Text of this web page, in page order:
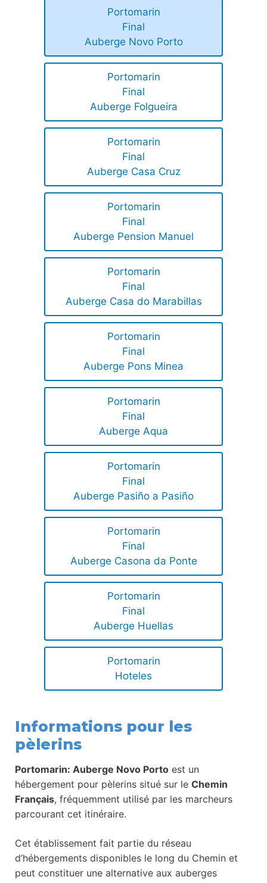
Portomarin
Final
Auberge Novo Porto
Portomarin
Final
Auberge Folgueira
Portomarin
Final
Auberge Casa Cruz
Portomarin
Final
Auberge Pension Manuel
Portomarin
Final
Auberge Casa do Marabillas
Portomarin
Final
Auberge Pons Minea
Portomarin
Final
Auberge Aqua
Portomarin
Final
Auberge Pasiño a Pasiño
Portomarin
Final
Auberge Casona da Ponte
Portomarin
Final
Auberge Huellas
Portomarin
Hoteles
Informations pour les
pèlerins
Portomarin: Auberge Novo Porto est un
hébergement pour pèlerins situé sur le Chemin
Français, fréquemment utilisé par les marcheurs
parcourant cet itinéraire.
Cet établissement fait partie du réseau
d’hébergements disponibles le long du Chemin et
peut constituer une alternative aux auberges